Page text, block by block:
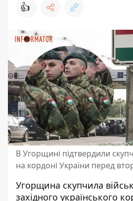
👍
В Угорщині підтвердили
на кордоні України перед
Угорщина скупчила
західного українського